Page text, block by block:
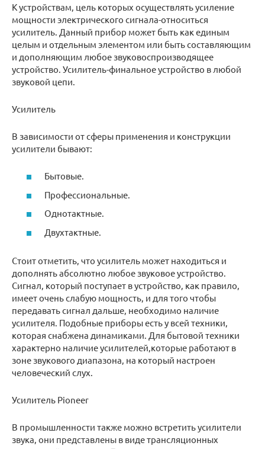
К устройствам, цель которых осуществлять усиление
мощности электрического сигнала-относиться
усилитель. Данный прибор может быть как единым
целым и отдельным элементом или быть составляющим
и дополняющим любое звуковоспроизводящее
устройство. Усилитель-финальное устройство в любой
звуковой цепи.
Усилитель
В зависимости от сферы применения и конструкции
усилители бывают:
Бытовые.
Профессиональные.
Однотактные.
Двухтактные.
Стоит отметить, что усилитель может находиться и
дополнять абсолютно любое звуковое устройство.
Сигнал, который поступает в устройство, как правило,
имеет очень слабую мощность, и для того чтобы
передавать сигнал дальше, необходимо наличие
усилителя. Подобные приборы есть у всей техники,
которая снабжена динамиками. Для бытовой техники
характерно наличие усилителей,которые работают в
зоне звукового диапазона, на который настроен
человеческий слух.
Усилитель Pioneer
В промышленности также можно встретить усилители
звука, они представлены в виде трансляционных